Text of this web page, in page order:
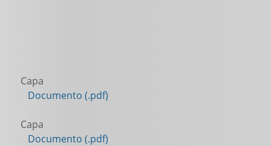
Capa
Documento (.pdf)
Capa
Documento (.pdf)